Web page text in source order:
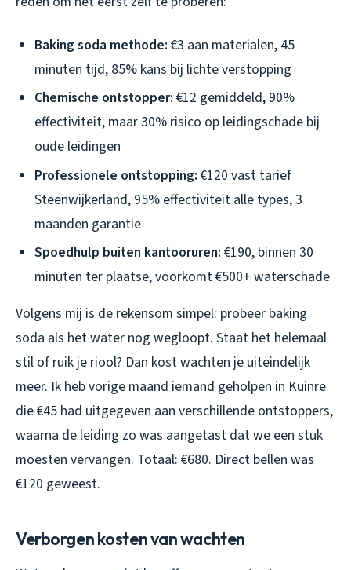
Baking soda methode: €3 aan materialen, 45
minuten tijd, 85% kans bij lichte verstopping
Chemische ontstopper: €12 gemiddeld, 90%
effectiviteit, maar 30% risico op leidingschade bij
oude leidingen
Professionele ontstopping: €120 vast tarief
Steenwijkerland, 95% effectiviteit alle types, 3
maanden garantie
Spoedhulp buiten kantooruren: €190, binnen 30
minuten ter plaatse, voorkomt €500+ waterschade
Volgens mij is de rekensom simpel: probeer baking
soda als het water nog wegloopt. Staat het helemaal
stil of ruik je riool? Dan kost wachten je uiteindelijk
meer. Ik heb vorige maand iemand geholpen in Kuinre
die €45 had uitgegeven aan verschillende ontstoppers,
waarna de leiding zo was aangetast dat we een stuk
moesten vervangen. Totaal: €680. Direct bellen was
€120 geweest.
Verborgen kosten van wachten